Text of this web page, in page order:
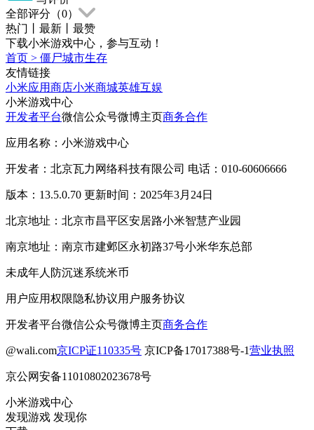
全部评分（0）
热门
最新
最赞
下载小米游戏中心，参与互动！
首页 > 僵尸城市生存
友情链接
小米应用商店小米商城英雄互娱
小米游戏中心
开发者平台微信公众号微博主页商务合作
应用名称：小米游戏中心
开发者：北京瓦力网络科技有限公司 电话：010-60606666
版本：13.5.0.70 更新时间：2025年3月24日
北京地址：北京市昌平区安居路小米智慧产业园
南京地址：南京市建邺区永初路37号小米华东总部
未成年人防沉迷系统米币
用户应用权限隐私协议用户服务协议
开发者平台微信公众号微博主页商务合作
@wali.com京ICP证110335号 京ICP备17017388号-1营业执照
京公网安备11010802023678号
小米游戏中心
发现游戏 发现你